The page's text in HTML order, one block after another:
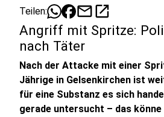
Teilen: mailopen_in_new
Angriff mit Spritze:
nach Täter
Nach der Attacke mit einer
Jährige in Gelsenkirchen ist
für eine Substanz es sich
gerade untersucht – das könne